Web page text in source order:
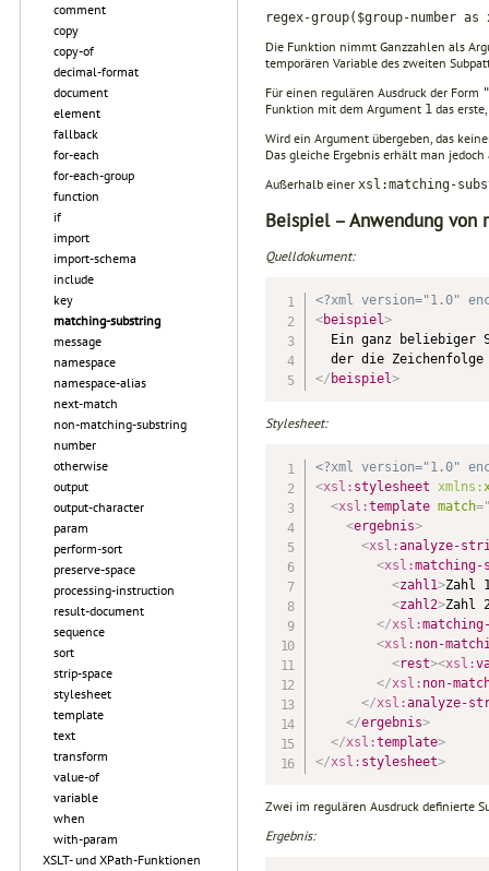
comment
copy
copy-of
decimal-format
document
element
fallback
for-each
for-each-group
function
if
import
import-schema
include
key
matching-substring
message
namespace
namespace-alias
next-match
non-matching-substring
number
otherwise
output
output-character
param
perform-sort
preserve-space
processing-instruction
result-document
sequence
sort
strip-space
stylesheet
template
text
transform
value-of
variable
when
with-param
XSLT- und XPath-Funktionen
regex-group($group-number
Die Funktion nimmt Ganzzahlen als
temporären Variable des zweiten
Für einen regulären Ausdruck der Form
Funktion mit dem Argument 1 das
Wird ein Argument übergeben, das
Das gleiche Ergebnis erhält man
Außerhalb einer xsl:matching-
Beispiel – Anwendung von
Quelldokument:
<?xml version="1.0"
<beispiel>
Ein ganz beliebiger
</ beispiel>
Stylesheet:
<?xml version="1.0"
<xsl: stylesheet xmlns:
<xsl:template match=
<ergebnis>
<xsl:analyze-
<xsl:
<zahl1>Zahl
<zahl2>Zahl
</xsl:
<xsl: non-
<rest><xsl:
</xsl: non-
</xsl:analyze-
</ergebnis>
</xsl:template>
</xsl: stylesheet>
Zwei im regulären Ausdruck definierte
Ergebnis: